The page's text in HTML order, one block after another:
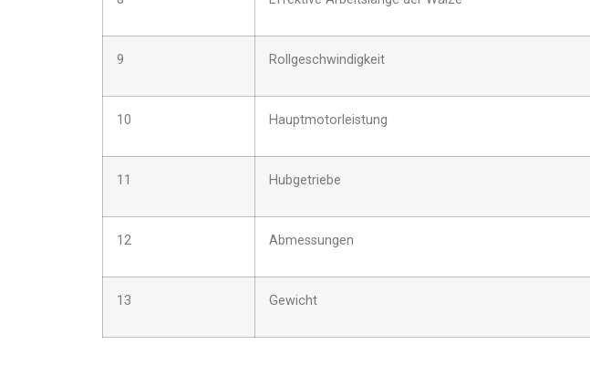
9 Rollgeschwindigkeit
10 Hauptmotorleistung
11 Hubgetriebe
12 Abmessungen
13 Gewicht